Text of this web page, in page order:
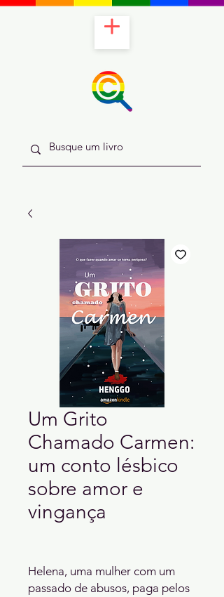
Um Grito
Chamado Carmen:
um conto lésbico
sobre amor e
vingança
Helena, uma mulher com um
passado de abusos, paga pelos